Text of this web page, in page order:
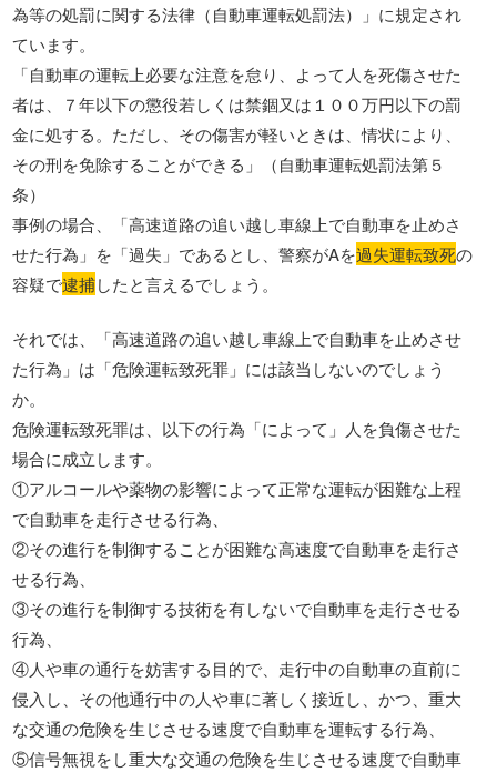
為等の処罰に関する法律（自動車運転処罰法）」に規定され
ています。
「自動車の運転上必要な注意を怠り、よって人を死傷させた
者は、７年以下の懲役若しくは禁錮又は１００万円以下の罰
金に処する。ただし、その傷害が軽いときは、情状により、
その刑を免除することができる」（自動車運転処罰法第５
条）
事例の場合、「高速道路の追い越し車線上で自動車を止めさ
せた行為」を「過失」であるとし、警察がAを過失運転致死の
容疑で逮捕したと言えるでしょう。
それでは、「高速道路の追い越し車線上で自動車を止めさせ
た行為」は「危険運転致死罪」には該当しないのでしょう
か。
危険運転致死罪は、以下の行為「によって」人を負傷させた
場合に成立します。
①アルコールや薬物の影響によって正常な運転が困難な上程
で自動車を走行させる行為、
②その進行を制御することが困難な高速度で自動車を走行さ
せる行為、
③その進行を制御する技術を有しないで自動車を走行させる
行為、
④人や車の通行を妨害する目的で、走行中の自動車の直前に
侵入し、その他通行中の人や車に著しく接近し、かつ、重大
な交通の危険を生じさせる速度で自動車を運転する行為、
⑤信号無視をし重大な交通の危険を生じさせる速度で自動車